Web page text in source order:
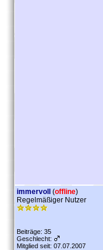
immervoll (offline)
Regelmäßiger Nutzer
Beiträge: 35
Geschlecht:
Mitglied seit: 07.07.2007